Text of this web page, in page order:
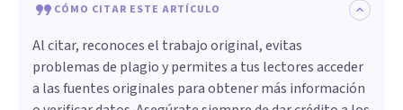
CÓMO CITAR ESTE ARTÍCULO
Al citar, reconoces el trabajo original, evitas
problemas de plagio y permites a tus lectores acceder
a las fuentes originales para obtener más información